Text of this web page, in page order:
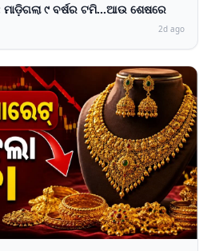
ମାଡ଼ିଗଲା ୯ ବର୍ଷର ଟମି...ଆଉ ଶେଷରେ
2d ago